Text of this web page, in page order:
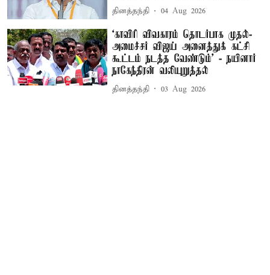
தினத்தந்தி 04 Aug 2026
‘காவிரி விவகாரம் தொடர்பாக முதல்-
அமைச்சர் விஜய் அனைத்துக் கட்சி
கூட்டம் நடத்த வேண்டும்’ - நயினார்
நாகேந்திரன் வலியுறுத்தல்
தினத்தந்தி 03 Aug 2026